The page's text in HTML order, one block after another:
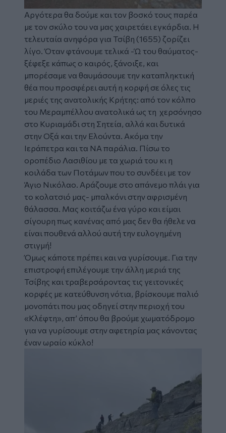
Αργότερα θα δούμε και τον βοσκό τους παρέα
με τον σκύλο του να μας χαιρετάει εγκάρδια. Η
τελευταία ανηφόρα για Τσίβη (1655) ζορίζει
λίγο. Όταν φτάνουμε τελικά -Ώ του θαύματος-
ξέφεξε κάπως ο καιρός, ξάνοιξε, και
μπορέσαμε να θαυμάσουμε την καταπληκτική
θέα που προσφέρει αυτή η κορφή σε όλες τις
μεριές της ανατολικής Κρήτης: από τον κόλπο
του Μεραμπέλλου ανατολικά ως τη χερσόνησο
στο Κυριαμάδι στη Σητεία, αλλά και δυτικά
στην Οξά και την Ελούντα. Ακόμα την
Ιεράπετρα και τα ΝΑ παράλια. Πίσω το
οροπέδιο Λασιθίου με τα χωριά του κι η
κοιλάδα των Ποτάμων που το συνδέει με τον
Άγιο Νικόλαο. Αράζουμε στο απάνεμο πλάι για
το κολατσιό μας- μπαλκόνι στην αφρισμένη
θάλασσα. Μας κοιτάζω ένα γύρο και είμαι
σίγουρη πως κανένας από μας δεν θα ήθελε να
είναι πουθενά αλλού αυτή την ευλογημένη
στιγμή!
Όμως κάποτε πρέπει και να γυρίσουμε. Για την
επιστροφή επιλέγουμε την άλλη μεριά της
Τσίβης και τραβερσάροντας τις γειτονικές
κορφές με κατεύθυνση νότια, βρίσκουμε παλιό
μονοπάτι που μας οδηγεί στην περιοχή του
«Κλέφτη», απ’ όπου θα βρούμε χωματόδρομο
για να γυρίσουμε στην αφετηρία μας κάνοντας
έναν ωραίο κύκλο!